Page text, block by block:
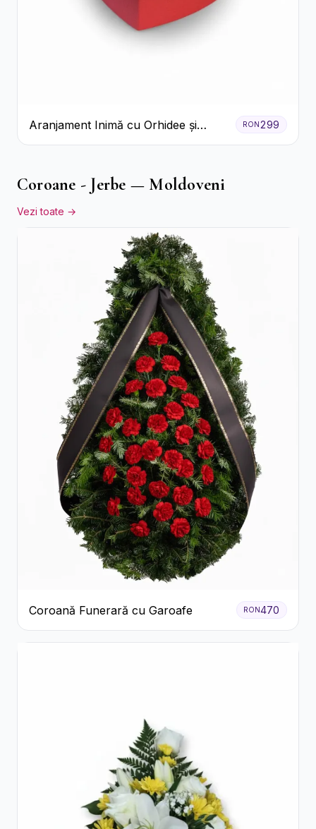
Aranjament Inimă cu Orhidee și
Floarea Miresei
RON 299
Coroane - Jerbe — Moldoveni
Vezi toate →
Coroană Funerară cu Garoafe RON 470